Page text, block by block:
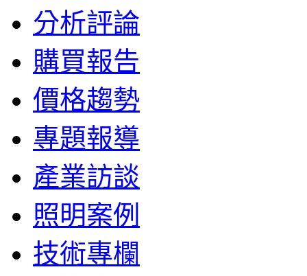
分析評論
購買報告
價格趨勢
專題報導
產業訪談
照明案例
技術專欄